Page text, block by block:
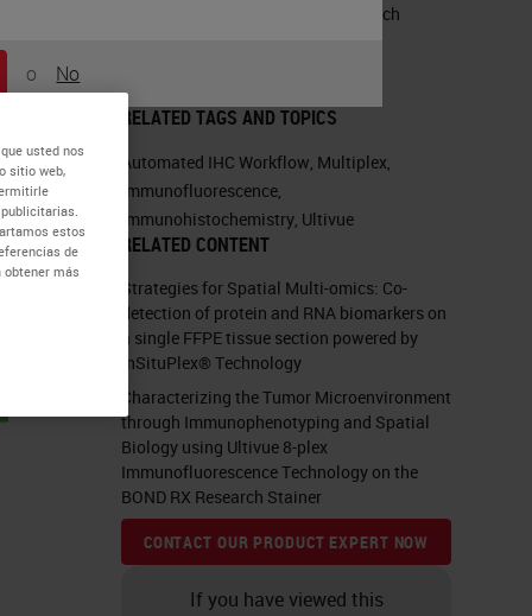
o No
BOND RX Fully Automated Research
RELATED TAGS AND TOPICS
Automated IHC Workflow, Multiplex,
Immunofluorescence,
Immunohistochemistry, Ultivue
RELATED CONTENT
Strategies for Spatial Multi-omics: Co-
detection of protein and RNA biomarkers on
a single FFPE tissue section powered by
InSituPlex® Technology
Characterizing the Tumor Microenvironment
through Immunophenotyping and Spatial
Biology using Ultivue 8-plex
Immunofluorescence Technology on the
BOND RX Research Stainer
CONTACT OUR PRODUCT EXPERT NOW
If you have viewed this
usted nos
sitio web,
estos
de
obtener más